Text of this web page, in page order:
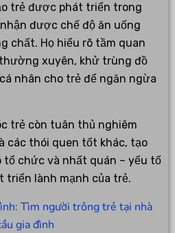
trẻ được phát triển trong
được chế độ ăn uống
chất. Họ hiểu rõ tầm quan
xuyên, khử trùng đồ
nhân cho trẻ để ngăn ngừa
trẻ còn tuân thủ nghiêm
các thói quen tốt khác, tạo
chức và nhất quán – yếu tố
triển lành mạnh của trẻ.